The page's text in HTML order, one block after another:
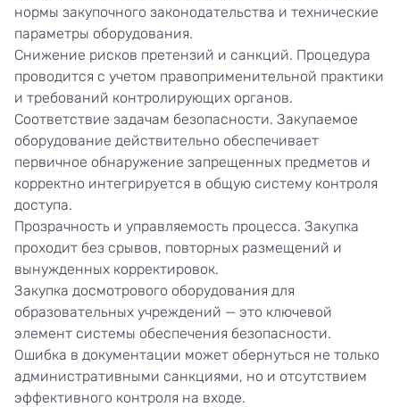
нормы закупочного законодательства и технические
параметры оборудования.
Снижение рисков претензий и санкций. Процедура
проводится с учетом правоприменительной практики
и требований контролирующих органов.
Соответствие задачам безопасности. Закупаемое
оборудование действительно обеспечивает
первичное обнаружение запрещенных предметов и
корректно интегрируется в общую систему контроля
доступа.
Прозрачность и управляемость процесса. Закупка
проходит без срывов, повторных размещений и
вынужденных корректировок.
Закупка досмотрового оборудования для
образовательных учреждений — это ключевой
элемент системы обеспечения безопасности.
Ошибка в документации может обернуться не только
административными санкциями, но и отсутствием
эффективного контроля на входе.